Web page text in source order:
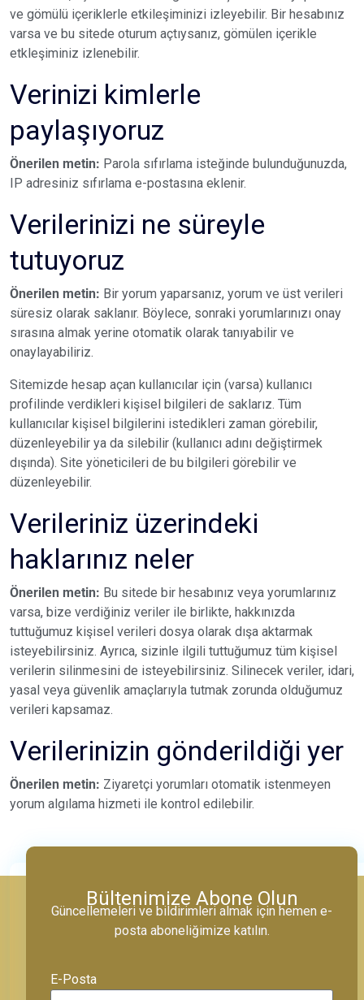
ve gömülü içeriklerle etkileşiminizi izleyebilir. Bir hesabınız
varsa ve bu sitede oturum açtıysanız, gömülen içerikle
etkleşiminiz izlenebilir.
Verinizi kimlerle
paylaşıyoruz
Önerilen metin: Parola sıfırlama isteğinde bulunduğunuzda,
IP adresiniz sıfırlama e-postasına eklenir.
Verilerinizi ne süreyle
tutuyoruz
Önerilen metin: Bir yorum yaparsanız, yorum ve üst verileri
süresiz olarak saklanır. Böylece, sonraki yorumlarınızı onay
sırasına almak yerine otomatik olarak tanıyabilir ve
onaylayabiliriz.
Sitemizde hesap açan kullanıcılar için (varsa) kullanıcı
profilinde verdikleri kişisel bilgileri de saklarız. Tüm
kullanıcılar kişisel bilgilerini istedikleri zaman görebilir,
düzenleyebilir ya da silebilir (kullanıcı adını değiştirmek
dışında). Site yöneticileri de bu bilgileri görebilir ve
düzenleyebilir.
Verileriniz üzerindeki
haklarınız neler
Önerilen metin: Bu sitede bir hesabınız veya yorumlarınız
varsa, bize verdiğiniz veriler ile birlikte, hakkınızda
tuttuğumuz kişisel verileri dosya olarak dışa aktarmak
isteyebilirsiniz. Ayrıca, sizinle ilgili tuttuğumuz tüm kişisel
verilerin silinmesini de isteyebilirsiniz. Silinecek veriler, idari,
yasal veya güvenlik amaçlarıyla tutmak zorunda olduğumuz
verileri kapsamaz.
Verilerinizin gönderildiği yer
Önerilen metin: Ziyaretçi yorumları otomatik istenmeyen
yorum algılama hizmeti ile kontrol edilebilir.
Bültenimize Abone Olun
Güncellemeleri ve bildirimleri almak için hemen e-
posta aboneliğimize katılın.
E-Posta